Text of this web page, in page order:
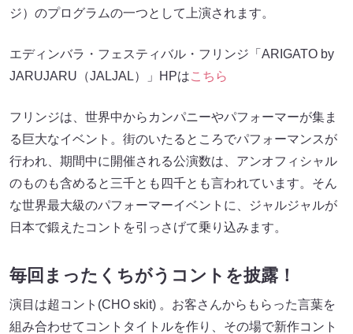
ジ）のプログラムの一つとして上演されます。
エディンバラ・フェスティバル・フリンジ「ARIGATO by
JARUJARU（JALJAL）」HPはこちら
フリンジは、世界中からカンパニーやパフォーマーが集ま
る巨大なイベント。街のいたるところでパフォーマンスが
行われ、期間中に開催される公演数は、アンオフィシャル
のものも含めると三千とも四千とも言われています。そん
な世界最大級のパフォーマーイベントに、ジャルジャルが
日本で鍛えたコントを引っさげて乗り込みます。
毎回まったくちがうコントを披露！
演目は超コント(CHO skit) 。お客さんからもらった言葉を
組み合わせてコントタイトルを作り、その場で新作コント